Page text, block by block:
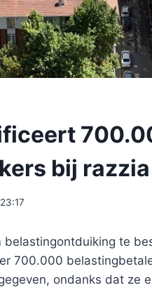
bij
belastingontduiking te
700.000
ondanks dat ze